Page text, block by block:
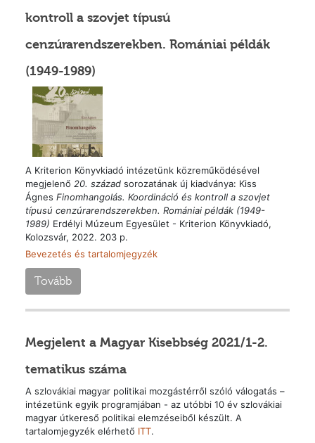
kontroll a szovjet típusú
cenzúrarendszerekben. Romániai példák
(1949-1989)
A Kriterion Könyvkiadó intézetünk közreműködésével
megjelenő 20. század sorozatának új kiadványa: Kiss
Ágnes Finomhangolás. Koordináció és kontroll a szovjet
típusú cenzúrarendszerekben. Romániai példák (1949-
1989) Erdélyi Múzeum Egyesület - Kriterion Könyvkiadó,
Kolozsvár, 2022. 203 p.
Bevezetés és tartalomjegyzék
Tovább
Megjelent a Magyar Kisebbség 2021/1-2.
tematikus száma
A szlovákiai magyar politikai mozgástérről szóló válogatás –
intézetünk egyik programjában - az utóbbi 10 év szlovákiai
magyar útkereső politikai elemzéseiből készült. A
tartalomjegyzék elérhető ITT.